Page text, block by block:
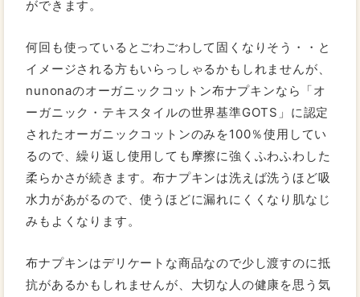
ができます。
何回も使っているとごわごわして固くなりそう・・と
イメージされる方もいらっしゃるかもしれませんが、
nunonaのオーガニックコットン布ナプキンなら「オ
ーガニック・テキスタイルの世界基準GOTS」に認定
されたオーガニックコットンのみを100％使用してい
るので、繰り返し使用しても摩擦に強くふわふわした
柔らかさが続きます。布ナプキンは洗えば洗うほど吸
水力があがるので、使うほどに漏れにくくなり肌なじ
みもよくなります。
布ナプキンはデリケートな商品なので少し渡すのに抵
抗があるかもしれませんが、大切な人の健康を思う気